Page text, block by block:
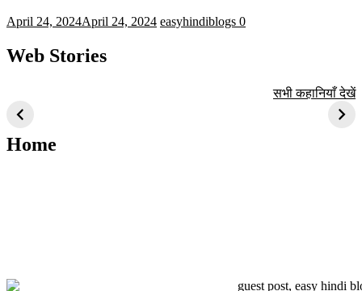
April 24, 2024April 24, 2024 easyhindiblogs 0
Web Stories
तकनीक जो आपको
2024 के लिए सीखनी
चाहिए
ऐतिहासिक स्थान
सभी कहानियाँ देखें
Home